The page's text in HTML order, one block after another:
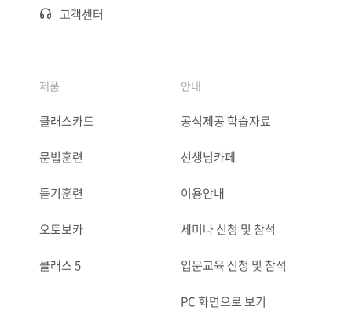
고객센터
제품
클래스카드
문법훈련
듣기훈련
오토보카
클래스 5
안내
공식제공 학습자료
선생님카페
이용안내
세미나 신청 및 참석
입문교육 신청 및 참석
PC 화면으로 보기